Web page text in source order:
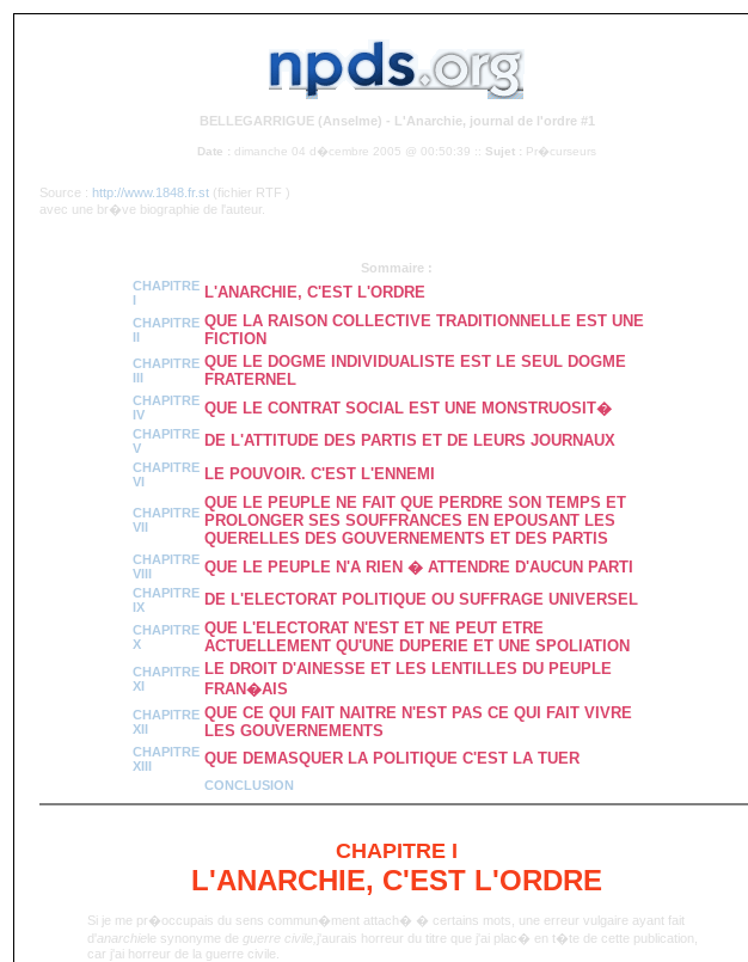
BELLEGARRIGUE (Anselme) - L'Anarchie, journal de l'ordre #1
Date : dimanche 04 d�cembre 2005 @ 00:50:39 :: Sujet : Pr�curseurs
Source : http://www.1848.fr.st (fichier RTF )
avec une br�ve biographie de l'auteur.
Sommaire :
CHAPITRE
I
L'ANARCHIE, C'EST L'ORDRE
CHAPITRE
II
QUE LA RAISON COLLECTIVE TRADITIONNELLE EST UNE
FICTION
CHAPITRE
III
QUE LE DOGME INDIVIDUALISTE EST LE SEUL DOGME
FRATERNEL
CHAPITRE
IV
QUE LE CONTRAT SOCIAL EST UNE MONSTRUOSIT�
CHAPITRE
V
DE L'ATTITUDE DES PARTIS ET DE LEURS JOURNAUX
CHAPITRE
VI
LE POUVOIR. C'EST L'ENNEMI
CHAPITRE
VII
QUE LE PEUPLE NE FAIT QUE PERDRE SON TEMPS ET
PROLONGER SES SOUFFRANCES EN EPOUSANT LES
QUERELLES DES GOUVERNEMENTS ET DES PARTIS
CHAPITRE
VIII
QUE LE PEUPLE N'A RIEN � ATTENDRE D'AUCUN PARTI
CHAPITRE
IX
DE L'ELECTORAT POLITIQUE OU SUFFRAGE UNIVERSEL
CHAPITRE
X
QUE L'ELECTORAT N'EST ET NE PEUT ETRE
ACTUELLEMENT QU'UNE DUPERIE ET UNE SPOLIATION
CHAPITRE
XI
LE DROIT D'AINESSE ET LES LENTILLES DU PEUPLE
FRAN�AIS
CHAPITRE
XII
QUE CE QUI FAIT NAITRE N'EST PAS CE QUI FAIT VIVRE
LES GOUVERNEMENTS
CHAPITRE
XIII
QUE DEMASQUER LA POLITIQUE C'EST LA TUER
CONCLUSION
CHAPITRE I
L'ANARCHIE, C'EST L'ORDRE
Si je me pr�occupais du sens commun�ment attach� � certains mots, une erreur vulgaire ayant fait
d' anarchiele synonyme de guerre civile, j'aurais horreur du titre que j'ai plac� en t�te de cette publication,
car j'ai horreur de la guerre civile.